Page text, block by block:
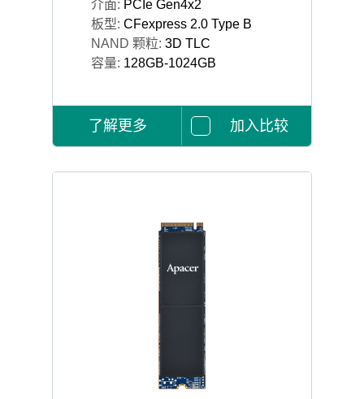
介面: PCIe Gen4x2
板型: CFexpress 2.0 Type B
NAND 颗粒: 3D TLC
容量: 128GB-1024GB
了解更多 加入比较